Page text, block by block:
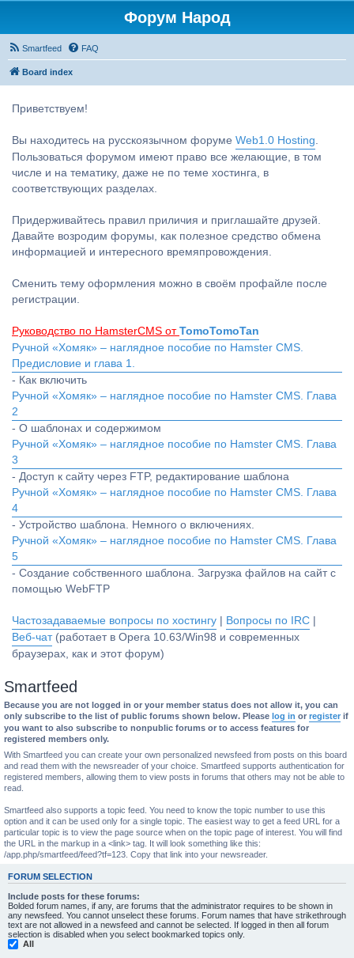
Форум Народ
Smartfeed FAQ
Board index
Приветствуем!
Вы находитесь на русскоязычном форуме Web1.0 Hosting.
Пользоваться форумом имеют право все желающие, в том
числе и на тематику, даже не по теме хостинга, в
соответствующих разделах.
Придерживайтесь правил приличия и приглашайте друзей.
Давайте возродим форумы, как полезное средство обмена
информацией и интересного времяпровождения.
Сменить тему оформления можно в своём профайле после
регистрации.
Руководство по HamsterCMS от TomoTomoTan
Ручной «Хомяк» – наглядное пособие по Hamster CMS.
Предисловие и глава 1.
- Как включить
Ручной «Хомяк» – наглядное пособие по Hamster CMS. Глава
2
- О шаблонах и содержимом
Ручной «Хомяк» – наглядное пособие по Hamster CMS. Глава
3
- Доступ к сайту через FTP, редактирование шаблона
Ручной «Хомяк» – наглядное пособие по Hamster CMS. Глава
4
- Устройство шаблона. Немного о включениях.
Ручной «Хомяк» – наглядное пособие по Hamster CMS. Глава
5
- Создание собственного шаблона. Загрузка файлов на сайт с
помощью WebFTP
Частозадаваемые вопросы по хостингу Вопросы по IRC
Веб-чат(работает в Opera 10.63/Win98 и современных
браузерах, как и этот форум)
Smartfeed
Because you are not logged in or your member status does not allow it, you can
only subscribe to the list of public forums shown below. Please log in or register if
you want to also subscribe to nonpublic forums or to access features for
registered members only.
With Smartfeed you can create your own personalized newsfeed from posts on this board
and read them with the newsreader of your choice. Smartfeed supports authentication for
registered members, allowing them to view posts in forums that others may not be able to
read.
Smartfeed also supports a topic feed. You need to know the topic number to use this
option and it can be used only for a single topic. The easiest way to get a feed URL for a
particular topic is to view the page source when on the topic page of interest. You will find
the URL in the markup in a <link> tag. It will look something like this:
/app.php/smartfeed/feed?tf=123. Copy that link into your newsreader.
FORUM SELECTION
Include posts for these forums:
Bolded forum names, if any, are forums that the administrator requires to be shown in
any newsfeed. You cannot unselect these forums. Forum names that have strikethrough
text are not allowed in a newsfeed and cannot be selected. If logged in then all forum
selection is disabled when you select bookmarked topics only.
All